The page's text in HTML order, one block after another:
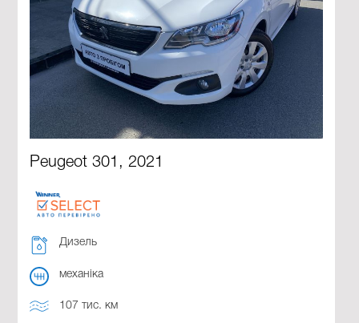
Peugeot 301, 2021
Дизель
механіка
107 тис. км